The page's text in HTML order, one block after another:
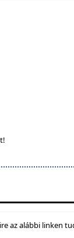
az alábbi linken